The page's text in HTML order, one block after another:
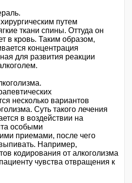
путем
ткани спины. Оттуда он
в кровь. Таким образом,
концентрация
для развития реакции
несколько вариантов
Суть такого лечения
в воздействии на
особыми
приемами, после чего
Например,
кодирования от алкоголизма
чувства отвращения к